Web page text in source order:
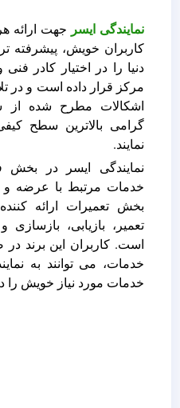
نمایندگی ایسر جهت ارائه
کاربران خویش، پیشرفته
دنیا را در اختیار کادر
مرکز قرار داده است و در
اشکالات مطرح شده از
گرامی بالاترین سطح
نمایند.
نمایندگی ایسر در بخش
خدمات مرتبط با عرضه و
بخش تعمیرات ارائه
تعمیر، بازیابی،
است. کاربران این برند
خدمات، می توانند به
خدمات مورد نیاز خویش را